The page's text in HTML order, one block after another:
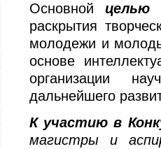
Основнойцелью
раскрытия
молодежи и
основе
организации
дальнейшего
К участию в
магистры и